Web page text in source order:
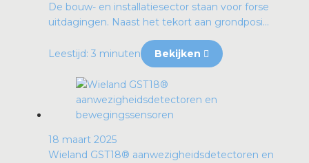
De bouw- en installatiesector staan voor forse
uitdagingen. Naast het tekort aan grondposi...
Leestijd: 3 minuten Bekijken
18 maart 2025
Wieland GST18® aanwezigheidsdetectoren en